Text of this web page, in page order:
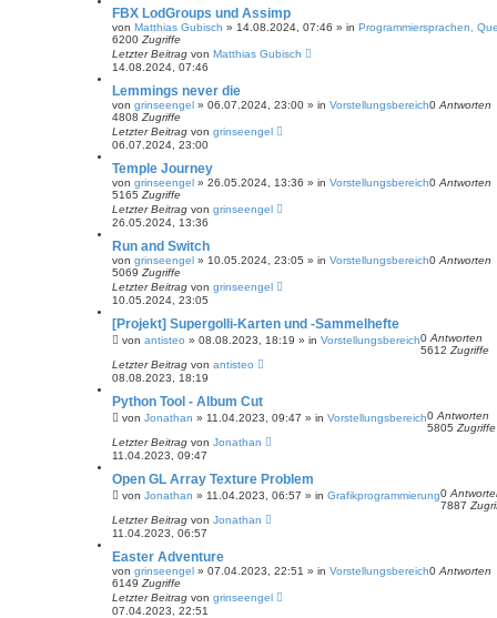
FBX LodGroups und Assimp
von Matthias Gubisch » 14.08.2024, 07:46 » in Programmiersprachen,
6200 Zugriffe
Letzter Beitrag von Matthias Gubisch
14.08.2024, 07:46
Lemmings never die
von grinseengel » 06.07.2024, 23:00 » in Vorstellungsbereich0 Antworten
4808 Zugriffe
Letzter Beitrag von grinseengel
06.07.2024, 23:00
Temple Journey
von grinseengel » 26.05.2024, 13:36 » in Vorstellungsbereich0 Antworten
5165 Zugriffe
Letzter Beitrag von grinseengel
26.05.2024, 13:36
Run and Switch
von grinseengel » 10.05.2024, 23:05 » in Vorstellungsbereich0 Antworten
5069 Zugriffe
Letzter Beitrag von grinseengel
10.05.2024, 23:05
[Projekt] Supergolli-Karten und -Sammelhefte
von antisteo » 08.08.2023, 18:19 » in Vorstellungsbereich0 Antworten
5612 Zugriffe
Letzter Beitrag von antisteo
08.08.2023, 18:19
Python Tool - Album Cut
von Jonathan » 11.04.2023, 09:47 » in Vorstellungsbereich0 Antworten
5805 Zugriffe
Letzter Beitrag von Jonathan
11.04.2023, 09:47
Open GL Array Texture Problem
von Jonathan » 11.04.2023, 06:57 » in Grafikprogrammierung0
7887
Letzter Beitrag von Jonathan
11.04.2023, 06:57
Easter Adventure
von grinseengel » 07.04.2023, 22:51 » in Vorstellungsbereich0 Antworten
6149 Zugriffe
Letzter Beitrag von grinseengel
07.04.2023, 22:51